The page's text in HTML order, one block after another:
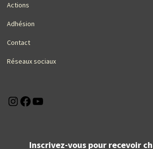
Actions
Adhésion
Contact
Réseaux sociaux
Instagram
Facebook
Inscrivez-vous pour recevoir